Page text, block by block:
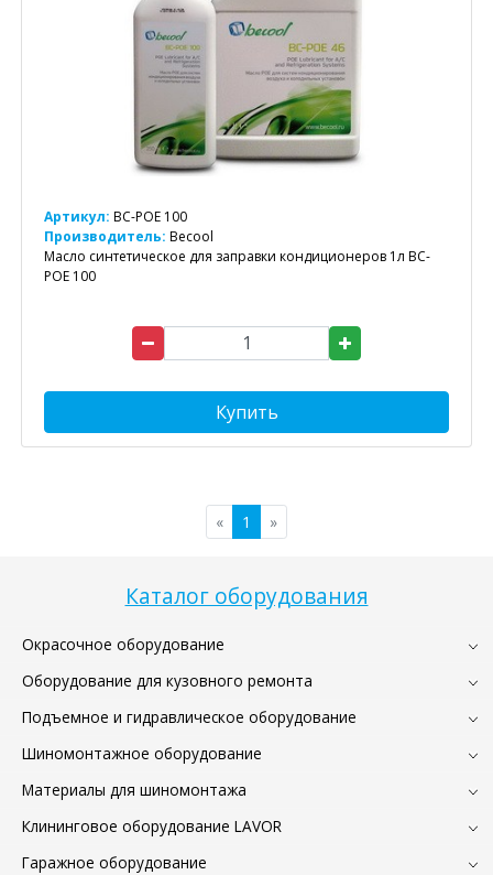
Каталог оборудования
Окрасочное оборудование
Оборудование для кузовного ремонта
Подъемное и гидравлическое оборудование
Шиномонтажное оборудование
Материалы для шиномонтажа
Клининговое оборудование LAVOR
Гаражное оборудование
Артикул: BC-POE 100
Производитель: Becool
Масло синтетическое для заправки кондиционеров 1л BC-
POE 100
Купить
« 1 »